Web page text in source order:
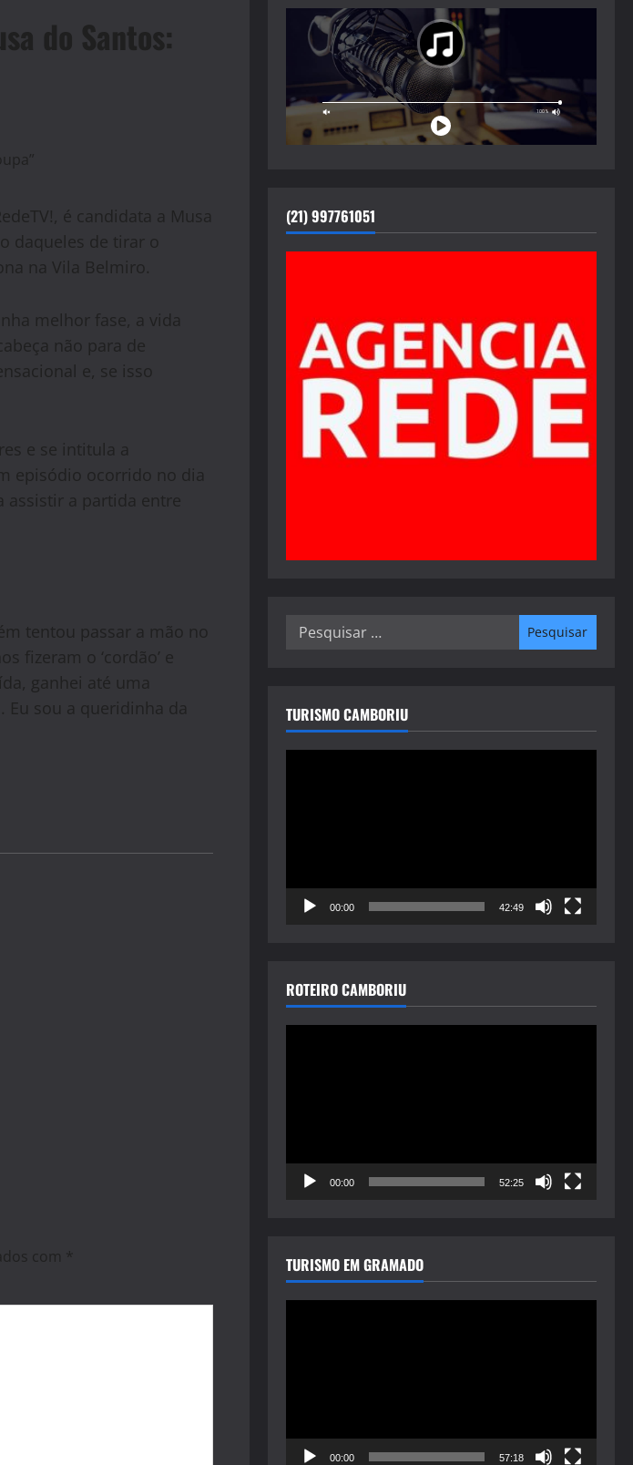
do Santos:
é candidata a Musa
daqueles de tirar o
na Vila Belmiro.
melhor fase, a vida
não para de
e, se isso
e se intitula a
episódio ocorrido no dia
assistir a partida entre
tentou passar a mão no
fizeram o ‘cordão’ e
ganhei até uma
Eu sou a queridinha da
com *
(21) 997761051
Pesquisar
TURISMO CAMBORIU
00:00 42:49
ROTEIRO CAMBORIU
00:00 52:25
TURISMO EM GRAMADO
00:00 57:18